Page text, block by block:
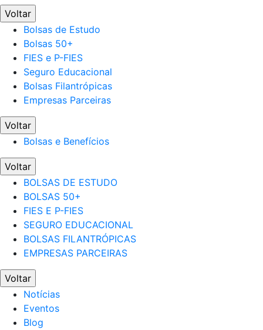
Voltar
Bolsas de Estudo
Bolsas 50+
FIES e P-FIES
Seguro Educacional
Bolsas Filantrópicas
Empresas Parceiras
Voltar
Bolsas e Benefícios
Voltar
BOLSAS DE ESTUDO
BOLSAS 50+
FIES E P-FIES
SEGURO EDUCACIONAL
BOLSAS FILANTRÓPICAS
EMPRESAS PARCEIRAS
Voltar
Notícias
Eventos
Blog